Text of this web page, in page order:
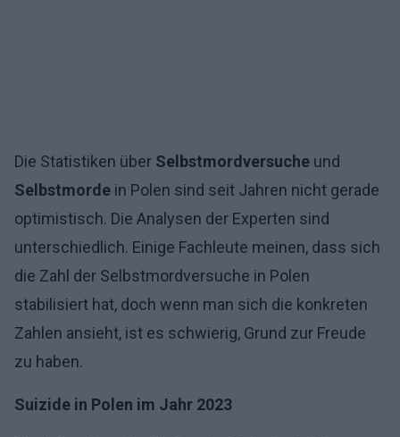
Die Statistiken über Selbstmordversuche und
Selbstmorde in Polen sind seit Jahren nicht gerade
optimistisch. Die Analysen der Experten sind
unterschiedlich. Einige Fachleute meinen, dass sich
die Zahl der Selbstmordversuche in Polen
stabilisiert hat, doch wenn man sich die konkreten
Zahlen ansieht, ist es schwierig, Grund zur Freude
zu haben.
Suizide in Polen im Jahr 2023